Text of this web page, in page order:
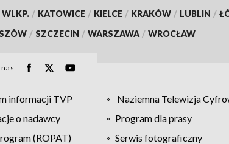
/ KATOWICE / KIELCE / KRAKÓW / LUBLIN /
/ SZCZECIN / WARSZAWA / WROCŁAW
nas:
informacji TVP Naziemna Telewizja
o nadawcy
Program dla prasy
(ROPAT)
Serwis fotograficzny